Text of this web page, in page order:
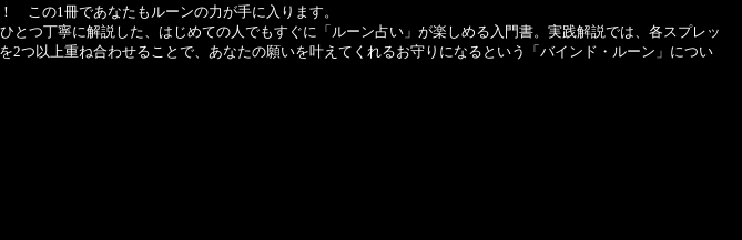
この1冊であなたもルーンの力が手に入ります。
つ丁寧に解説した、はじめての人でもすぐに「ルーン占い」が楽しめる入門書。実践解説では、各スプレッ
2つ以上重ね合わせることで、あなたの願いを叶えてくれるお守りになるという「バインド・ルーン」につい